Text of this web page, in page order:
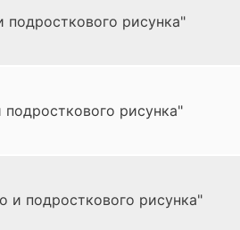
подросткового рисунка"
рисунка"
и подросткового рисунка"